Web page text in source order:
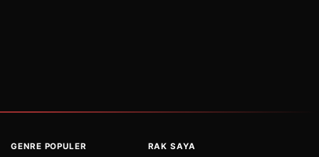
GENRE POPULER RAK SAYA